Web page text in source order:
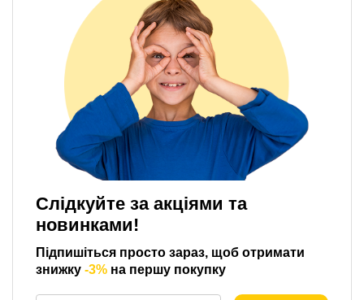
Слідкуйте за акціями та
новинками!
Підпишіться просто зараз, щоб отримати
знижку -3% на першу покупку